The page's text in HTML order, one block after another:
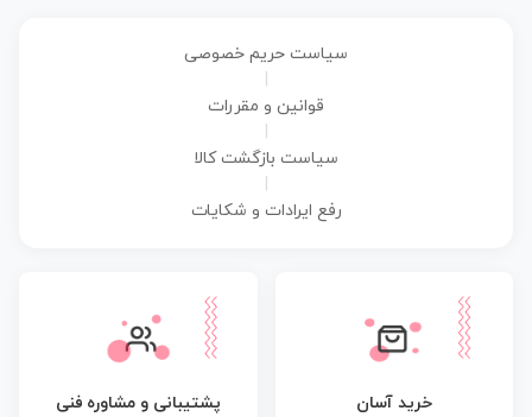
سیاست حریم خصوصی
قوانین و مقررات
سیاست بازگشت کالا
رفع ایرادات و شکایات
خرید آسان پشتیبانی و مشاوره فنی